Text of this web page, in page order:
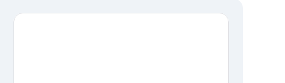
jardin